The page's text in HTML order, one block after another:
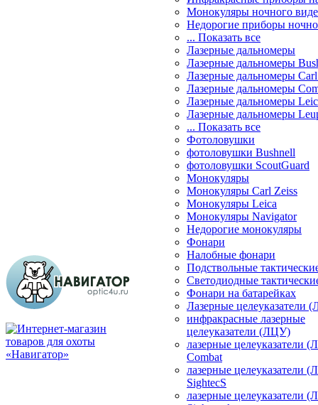
Монокуляры ночного
Недорогие приборы
... Показать все
Лазерные дальномеры
Лазерные дальномеры
Лазерные дальномеры
Лазерные дальномеры
Лазерные дальномеры
Лазерные дальномеры
... Показать все
Фотоловушки
фотоловушки Bushnell
фотоловушки ScoutGuard
Монокуляры
Монокуляры Carl Zeiss
Монокуляры Leica
Монокуляры Navigator
Недорогие монокуляры
Фонари
Налобные фонари
Подствольные
Светодиодные
Фонари на батарейках
Лазерные целеуказатели
инфракрасные лазерные
целеуказатели (ЛЦУ)
лазерные целеуказатели
Combat
лазерные целеуказатели
SightecS
лазерные целеуказатели